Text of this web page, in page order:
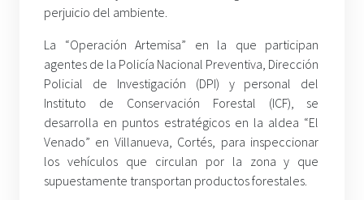
perjuicio del ambiente.
La “Operación Artemisa” en la que participan
agentes de la Policía Nacional Preventiva, Dirección
Policial de Investigación (DPI) y personal del
Instituto de Conservación Forestal (ICF), se
desarrolla en puntos estratégicos en la aldea “El
Venado” en Villanueva, Cortés, para inspeccionar
los vehículos que circulan por la zona y que
supuestamente transportan productos forestales.